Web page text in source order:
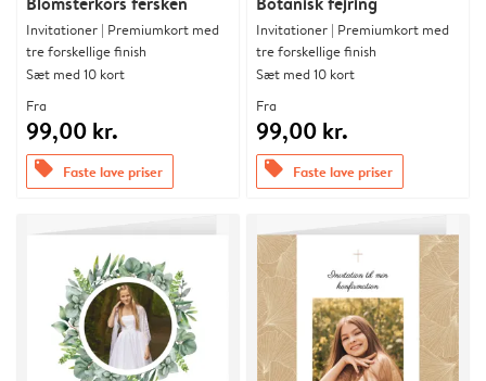
Invitationer | Premiumkort med
tre forskellige finish
Sæt med 10 kort
Fra
99,00 kr.
offers Faste lave priser
Invitationer | Premiumkort med
tre forskellige finish
Sæt med 10 kort
Fra
99,00 kr.
offers Faste lave priser